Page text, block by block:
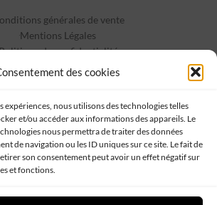
des cookies
expériences, nous utilisons des technologies telles
et/ou accéder aux informations des appareils. Le
nous permettra de traiter des données
de navigation ou les ID uniques sur ce site. Le fait de
son consentement peut avoir un effet négatif sur
et fonctions.
générales de vente
Mentions Légales
de confidentialité
Contact
Suivez-nous :